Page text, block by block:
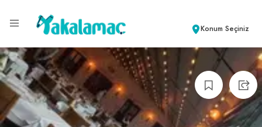
Konum Seçiniz